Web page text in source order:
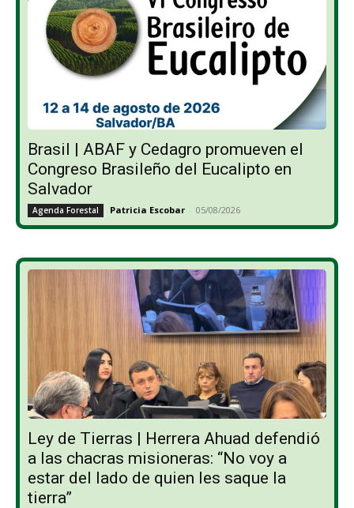
Brasil | ABAF y Cedagro promueven el
Congreso Brasileño del Eucalipto en
Salvador
Agenda Forestal Patricia Escobar - 05/08/2026
Ley de Tierras | Herrera Ahuad defendió
a las chacras misioneras: “No voy a
estar del lado de quien les saque la
tierra”